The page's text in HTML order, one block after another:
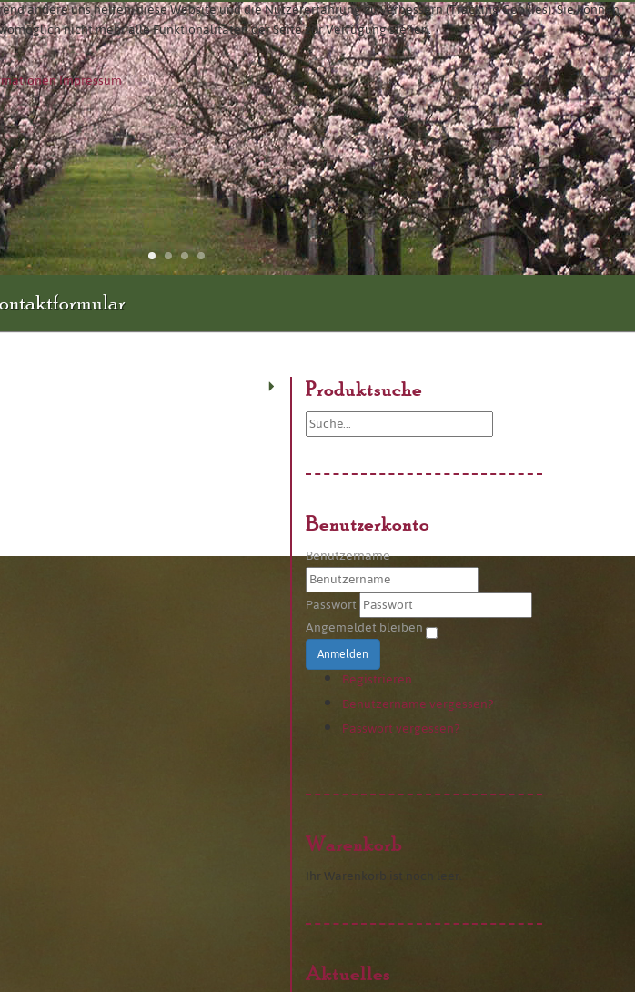
Produktsuche
Benutzerkonto
Benutzername
Passwort
Angemeldet bleiben
Anmelden
Registrieren
Benutzername vergessen?
Passwort vergessen?
Warenkorb
Ihr Warenkorb ist noch leer.
Aktuelles
andere uns helfen, diese Website und die Nutzererfahrung zu verbessern (Tracking Cookies). Sie können
nicht mehr alle Funktionalitäten der Seite zur Verfügung stehen.
Impressum